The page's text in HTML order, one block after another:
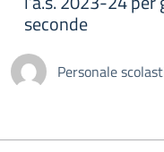
seconde
Personale